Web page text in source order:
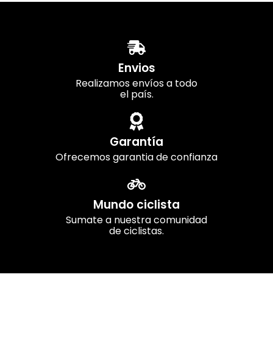
Envios
Realizamos envíos a todo
el país.
Garantía
Ofrecemos garantia de confianza
Mundo ciclista
Sumate a nuestra comunidad
de ciclistas.